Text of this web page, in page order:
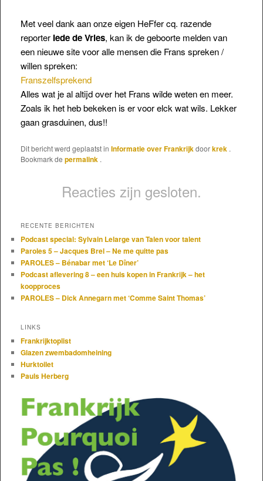
Met veel dank aan onze eigen HeFfer cq. razende
reporter Iede de Vries, kan ik de geboorte melden van
een nieuwe site voor alle mensen die Frans spreken /
willen spreken:
Franszelfsprekend
Alles wat je al altijd over het Frans wilde weten en meer.
Zoals ik het heb bekeken is er voor elck wat wils. Lekker
gaan grasduinen, dus!!
Dit bericht werd geplaatst in Informatie over Frankrijkdoorkrek .
Bookmark de permalink .
Reacties zijn gesloten.
RECENTE BERICHTEN
Podcast special: Sylvain Lelarge van Talen voor talent
Paroles 5 – Jacques Brel – Ne me quitte pas
PAROLES – Bénabar met ‘Le Dîner’
Podcast aflevering 8 – een huis kopen in Frankrijk – het
koopproces
PAROLES – Dick Annegarn met ‘Comme Saint Thomas’
LINKS
Frankrijktoplist
Glazen zwembadomheining
Hurktoilet
Pauls Herberg